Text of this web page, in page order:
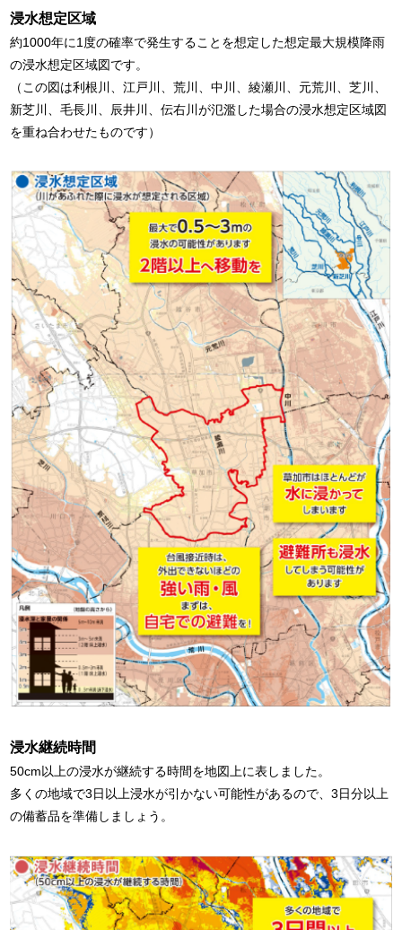
浸水想定区域
約1000年に1度の確率で発生することを想定した想定最大規模降雨
の浸水想定区域図です。
（この図は利根川、江戸川、荒川、中川、綾瀬川、元荒川、芝川、
新芝川、毛長川、辰井川、伝右川が氾濫した場合の浸水想定区域図
を重ね合わせたものです）
浸水継続時間
50cm以上の浸水が継続する時間を地図上に表しました。
多くの地域で3日以上浸水が引かない可能性があるので、3日分以上
の備蓄品を準備しましょう。